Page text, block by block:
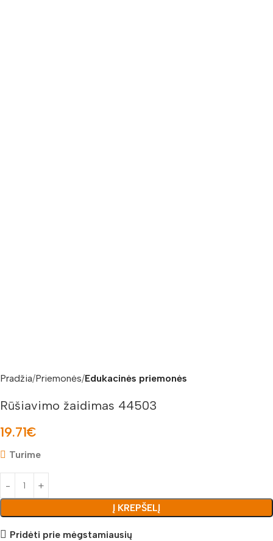
Pradžia Priemonės Edukacinės priemonės
Rūšiavimo žaidimas 44503
19.71€
Turime
Į KREPŠELĮ
Pridėti prie mėgstamiausių